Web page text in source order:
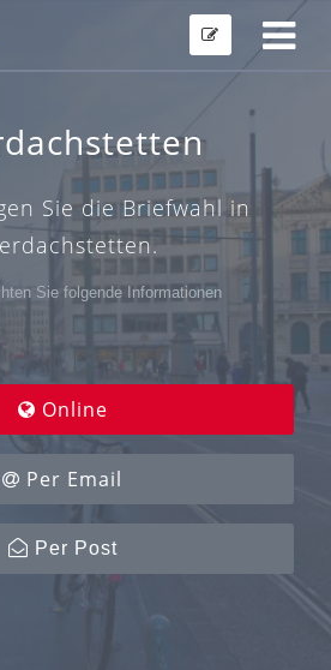
Sie die Briefwahl in
Sie folgende Informationen
Online
Per Email
Per Post